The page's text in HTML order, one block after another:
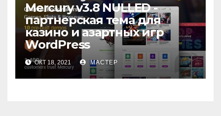
Mercury v3.8 NULLED -
партнерская тема для
казино и азартных игр
WordPress
ОКТ 18, 2021 МАСТЕР